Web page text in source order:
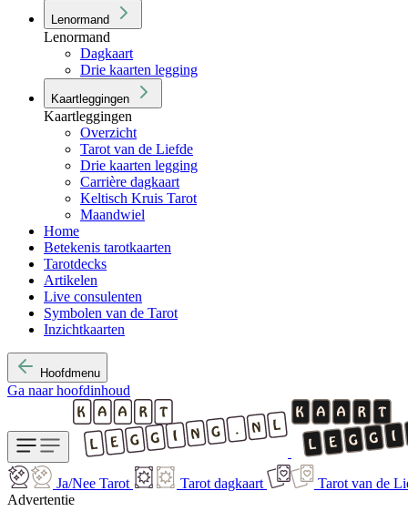
Lenormand
Lenormand
Dagkaart
Drie kaarten legging
Kaartleggingen
Kaartleggingen
Overzicht
Tarot van de Liefde
Drie kaarten legging
Carrière dagkaart
Keltisch Kruis Tarot
Maandwiel
Home
Betekenis tarotkaarten
Tarotdecks
Artikelen
Live consulenten
Symbolen van de Tarot
Inzichtkaarten
Hoofdmenu
Ga naar hoofdinhoud
Ja/Nee Tarot Tarot dagkaart Tarot van de
Advertentie